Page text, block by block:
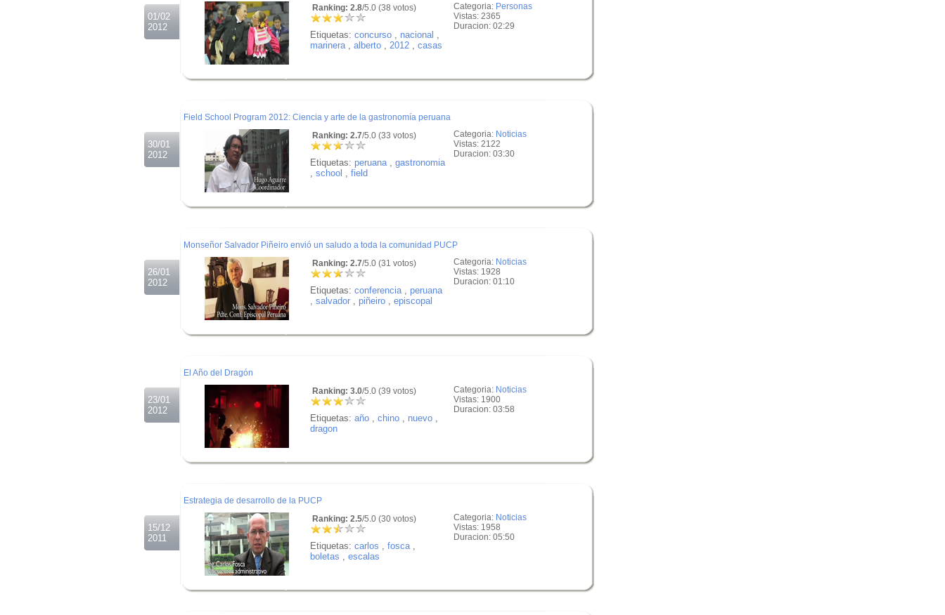
01/02
2012
Categoria: Personas
Vistas: 2365
Duracion: 02:29
Ranking: 2.8/5.0 (38 votos)
Etiquetas: concurso nacional
marinera
alberto 2012 casas
30/01
2012
Field School Program 2012: Ciencia y arte de la gastronomía peruana
Categoria: Noticias
Vistas: 2122
Duracion: 03:30
Ranking: 2.7/5.0 (33 votos)
Etiquetas: peruana
gastronomia
school field
26/01
2012
Monseñor Salvador Piñeiro envió un saludo a toda la comunidad PUCP
Categoria: Noticias
Vistas: 1928
Duracion: 01:10
Ranking: 2.7/5.0 (31 votos)
Etiquetas: conferencia
peruana
salvador piñeiro episcopal
23/01
2012
El Año del Dragón
Categoria: Noticias
Vistas: 1900
Duracion: 03:58
Ranking: 3.0/5.0 (39 votos)
Etiquetas: año chino nuevo
dragon
15/12
2011
Estrategia de desarrollo de la PUCP
Categoria: Noticias
Vistas: 1958
Duracion: 05:50
Ranking: 2.5/5.0 (30 votos)
Etiquetas: carlos fosca
boletas
escalas